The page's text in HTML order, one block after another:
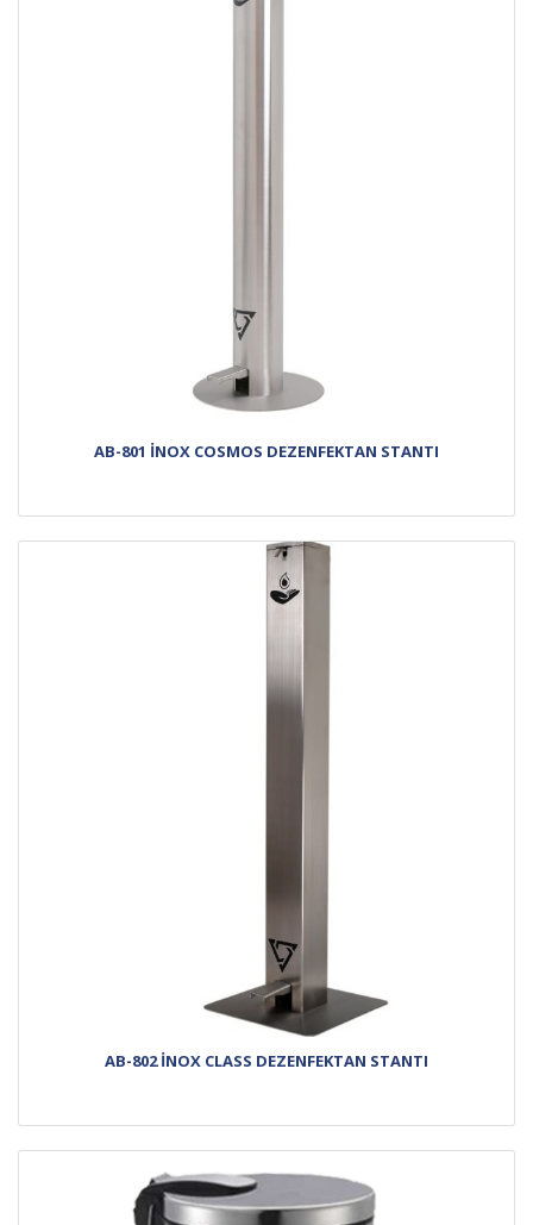
AB-801 İNOX COSMOS DEZENFEKTAN STANTI
AB-802 İNOX CLASS DEZENFEKTAN STANTI